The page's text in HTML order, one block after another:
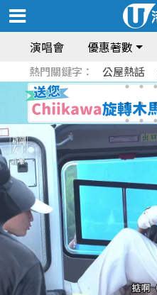
演唱會 優惠著數
熱門關鍵字： 公屋熱話